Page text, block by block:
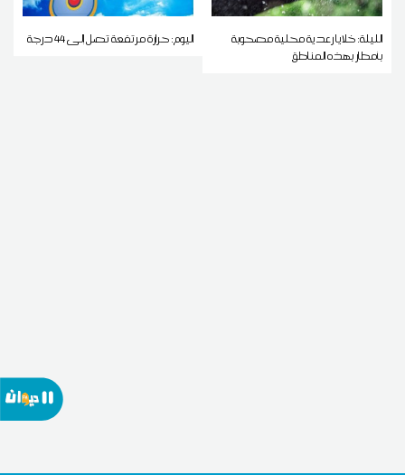
الليلة: خلايا رعدية محلية مصحوبة
بأمطار بهذه المناطق
اليوم: حرارة مرتفعة تصل إلى 44 درجة